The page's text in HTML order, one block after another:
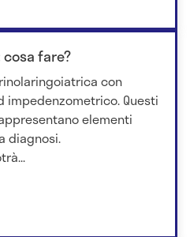
fare?
con
Questi
elementi
diagnosi.